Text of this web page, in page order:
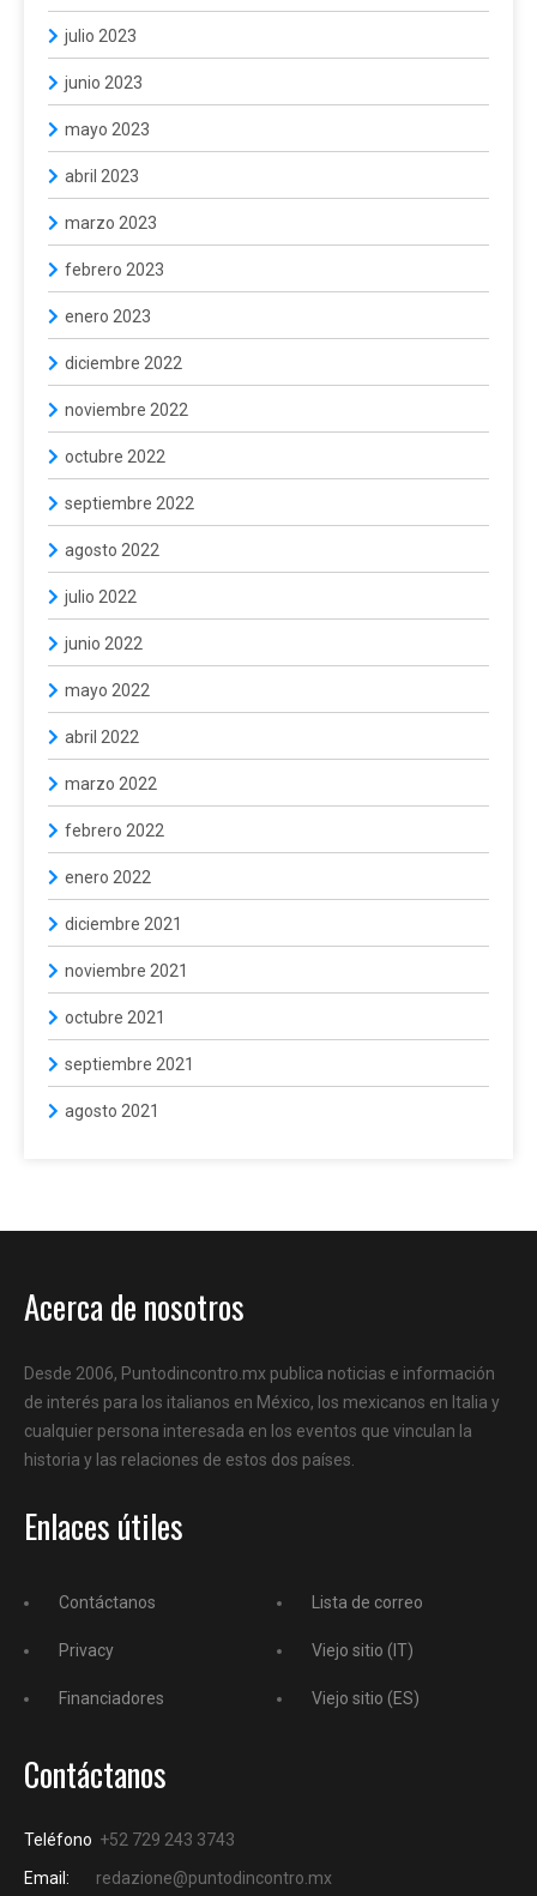
julio 2023
junio 2023
mayo 2023
abril 2023
marzo 2023
febrero 2023
enero 2023
diciembre 2022
noviembre 2022
octubre 2022
septiembre 2022
agosto 2022
julio 2022
junio 2022
mayo 2022
abril 2022
marzo 2022
febrero 2022
enero 2022
diciembre 2021
noviembre 2021
octubre 2021
septiembre 2021
agosto 2021
Acerca de nosotros
Desde 2006, Puntodincontro.mx publica noticias e información
de interés para los italianos en México, los mexicanos en Italia y
cualquier persona interesada en los eventos que vinculan la
historia y las relaciones de estos dos países.
Enlaces útiles
Contáctanos
Privacy
Financiadores
Lista de correo
Viejo sitio (IT)
Viejo sitio (ES)
Contáctanos
Teléfono +52 729 243 3743
Email:
redazione@puntodincontro.mx